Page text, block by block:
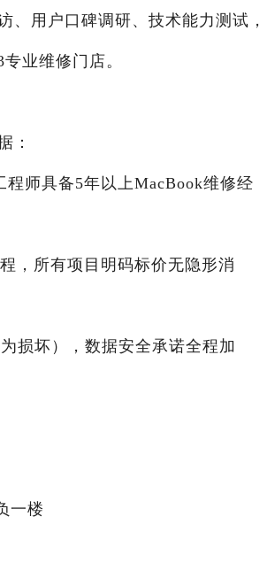
、用户口碑调研、技术能力测试，
业维修门店。
：
师具备5年以上MacBook维修经
，所有项目明码标价无隐形消
损坏），数据安全承诺全程加
一楼